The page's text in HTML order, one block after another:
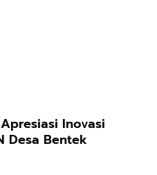
Inovasi
Desa Bentek